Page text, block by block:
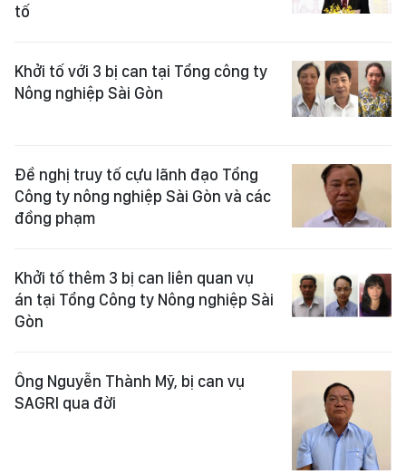
tố
Khởi tố với 3 bị can tại Tổng công ty
Nông nghiệp Sài Gòn
Đề nghị truy tố cựu lãnh đạo Tổng
Công ty nông nghiệp Sài Gòn và các
đồng phạm
Khởi tố thêm 3 bị can liên quan vụ
án tại Tổng Công ty Nông nghiệp Sài
Gòn
Ông Nguyễn Thành Mỹ, bị can vụ
SAGRI qua đời